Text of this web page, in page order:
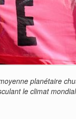
planétaire
le climat